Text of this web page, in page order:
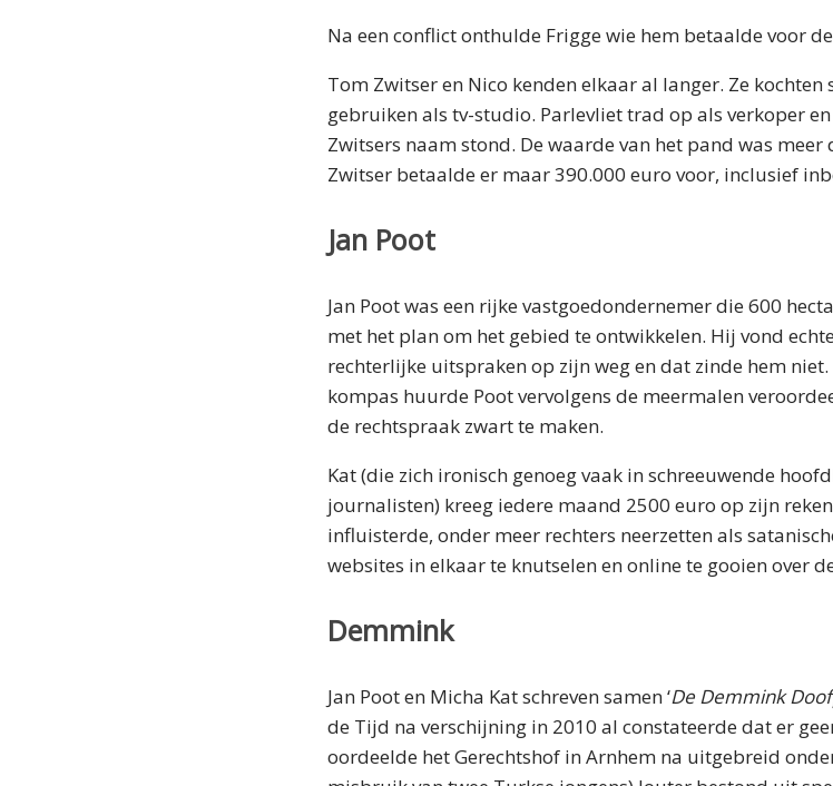
Na een conflict onthulde Frigge wie hem betaalde voor
Tom Zwitser en Nico kenden elkaar al langer. Ze
gebruiken als tv-studio. Parlevliet trad op als verkoper
Zwitsers naam stond. De waarde van het pand was
Zwitser betaalde er maar 390.000 euro voor, inclusief
Jan Poot
Jan Poot was een rijke vastgoedondernemer die 600
met het plan om het gebied te ontwikkelen. Hij vond
rechterlijke uitspraken op zijn weg en dat zinde hem
kompas huurde Poot vervolgens de meermalen
de rechtspraak zwart te maken.
Kat (die zich ironisch genoeg vaak in schreeuwende
journalisten) kreeg iedere maand 2500 euro op zijn
influisterde, onder meer rechters neerzetten als
websites in elkaar te knutselen en online te gooien over
Demmink
Jan Poot en Micha Kat schreven samen ‘De Demmink
de Tijd na verschijning in 2010 al constateerde dat er
oordeelde het Gerechtshof in Arnhem na uitgebreid